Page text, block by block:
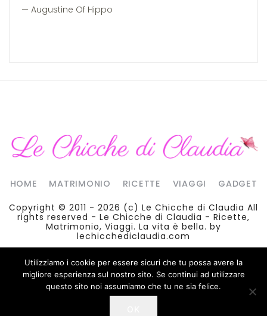
Augustine Of Hippo
HOME MATRIMONIO RICETTE VIAGGI
GADGET
Copyright © 2011 - 2026 (c) Le Chicche di Claudia All
rights reserved - Le Chicche di Claudia - Ricette,
Matrimonio, Viaggi. La vita è bella. by
lechicchediclaudia.com
Utilizziamo i cookie per essere sicuri che tu possa avere la
migliore esperienza sul nostro sito. Se continui ad utilizzare
questo sito noi assumiamo che tu ne sia felice.